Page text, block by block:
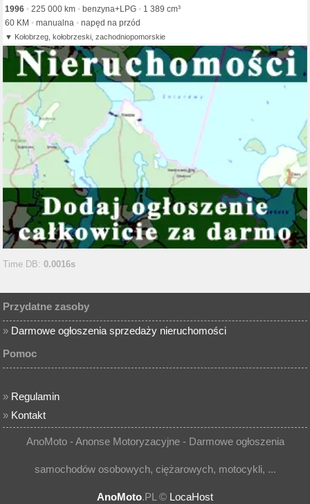
1996 225 000 km benzyna+LPG
1 389 cm³
60 KM
manualna napęd na przód
Kołobrzeg, kołobrzeski, zachodniopomorskie
Time DB:0.0016s
Przydatne zasoby
» Darmowe ogłoszenia sprzedaży nieruchomości
Pomoc
» Regulamin
» Kontakt
AnoMoto - Anonse Motoryzacyjne - Darmowe ogłoszenia
samochodów osobowych, ciężarowych, motocykli, ...
AnoMoto.PL © LocaHost